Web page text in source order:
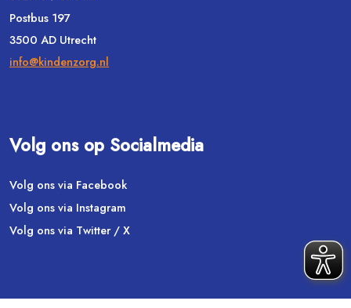
Postbus 197
3500 AD Utrecht
info@kindenzorg.nl
Volg ons op Socialmedia
Volg ons via Facebook
Volg ons via Instagram
Volg ons via Twitter / X